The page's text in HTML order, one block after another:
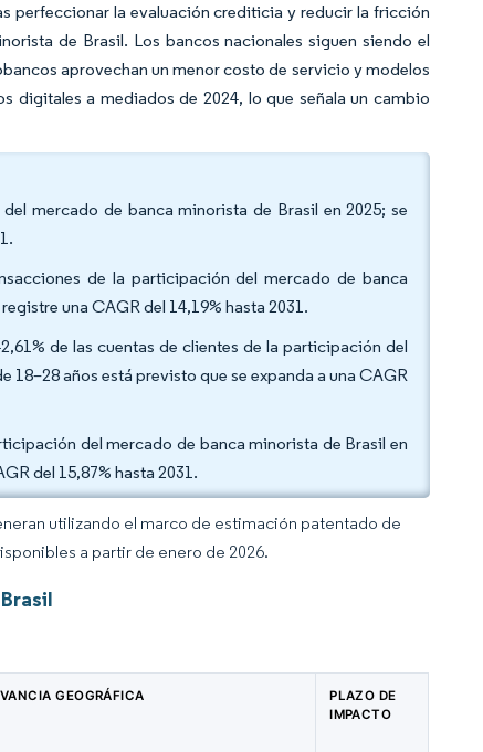
perfeccionar la evaluación crediticia y reducir la fricción
de Brasil. Los bancos nacionales siguen siendo el
aprovechan un menor costo de servicio y modelos
digitales a mediados de 2024, lo que señala un cambio
mercado de banca minorista de Brasil en 2025; se
de la participación del mercado de banca
una CAGR del 14,19% hasta 2031.
de las cuentas de clientes de la participación del
años está previsto que se expanda a una CAGR
del mercado de banca minorista de Brasil en
del 15,87% hasta 2031.
utilizando el marco de estimación patentado de
a partir de enero de 2026.
GEOGRÁFICA
PLAZO DE
IMPACTO